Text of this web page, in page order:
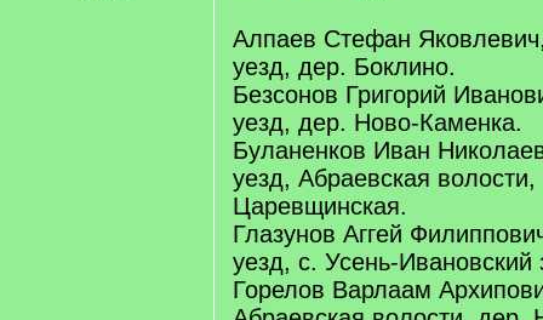
Алпаев Стефан
уезд, дер. Боклино.
Безсонов Григорий
уезд, дер. Ново-Каменка.
Буланенков Иван
уезд, Абраевская
Царевщинская.
Глазунов Аггей
уезд, с. Усень-Ивановский
Горелов Варлаам